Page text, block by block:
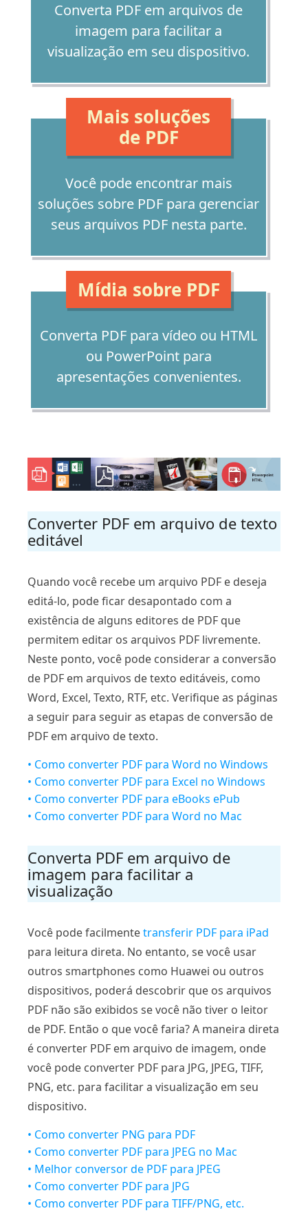
Converta PDF em arquivos de
imagem para facilitar a
visualização em seu dispositivo.
Mais soluções
de PDF
Você pode encontrar mais
soluções sobre PDF para gerenciar
seus arquivos PDF nesta parte.
Mídia sobre PDF
Converta PDF para vídeo ou HTML
ou PowerPoint para
apresentações convenientes.
Converter PDF em arquivo de texto
editável
Quando você recebe um arquivo PDF e deseja
editá-lo, pode ficar desapontado com a
existência de alguns editores de PDF que
permitem editar os arquivos PDF livremente.
Neste ponto, você pode considerar a conversão
de PDF em arquivos de texto editáveis, como
Word, Excel, Texto, RTF, etc. Verifique as páginas
a seguir para seguir as etapas de conversão de
PDF em arquivo de texto.
• Como converter PDF para Word no Windows
• Como converter PDF para Excel no Windows
• Como converter PDF para eBooks ePub
• Como converter PDF para Word no Mac
Converta PDF em arquivo de
imagem para facilitar a
visualização
Você pode facilmentetransferir PDF para iPad
para leitura direta. No entanto, se você usar
outros smartphones como Huawei ou outros
dispositivos, poderá descobrir que os arquivos
PDF não são exibidos se você não tiver o leitor
de PDF. Então o que você faria? A maneira direta
é converter PDF em arquivo de imagem, onde
você pode converter PDF para JPG, JPEG, TIFF,
PNG, etc. para facilitar a visualização em seu
dispositivo.
• Como converter PNG para PDF
• Como converter PDF para JPEG no Mac
• Melhor conversor de PDF para JPEG
• Como converter PDF para JPG
• Como converter PDF para TIFF/PNG, etc.